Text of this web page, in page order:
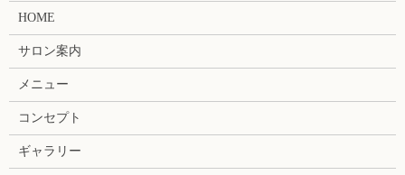
HOME
サロン案内
メニュー
コンセプト
ギャラリー